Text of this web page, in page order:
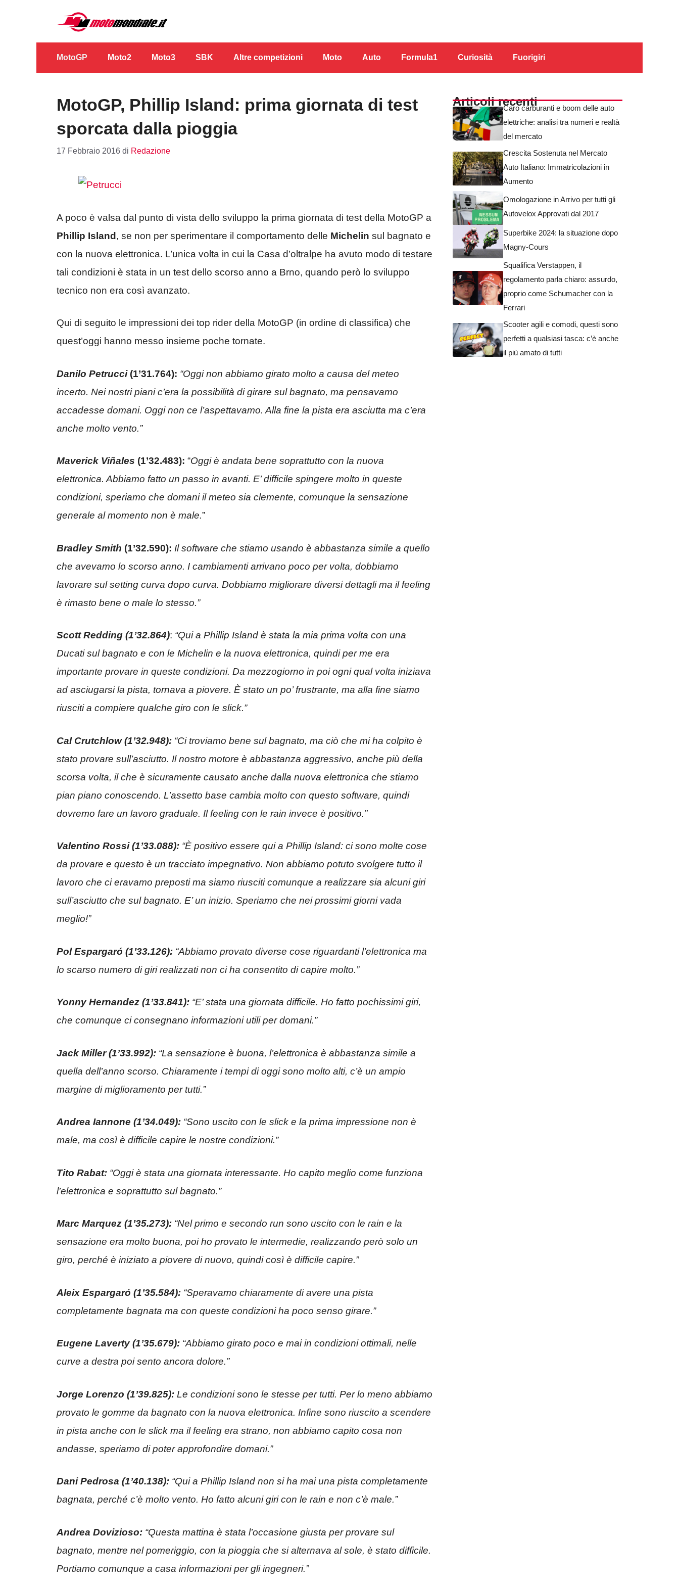
contenuto
MotoGP Moto2 Moto3 SBK Altre competizioni Moto Auto Formula1 Curiosità Fuorigiri
MotoGP, Phillip Island: prima giornata di test
sporcata dalla pioggia
17 Febbraio 2016 di Redazione
A poco è valsa dal punto di vista dello sviluppo la prima giornata di test della MotoGP a
Phillip Island, se non per sperimentare il comportamento delle Michelin sul bagnato e
con la nuova elettronica. L’unica volta in cui la Casa d’oltralpe ha avuto modo di testare
tali condizioni è stata in un test dello scorso anno a Brno, quando però lo sviluppo
tecnico non era così avanzato.
Qui di seguito le impressioni dei top rider della MotoGP (in ordine di classifica) che
quest’oggi hanno messo insieme poche tornate.
Danilo Petrucci (1’31.764): “Oggi non abbiamo girato molto a causa del meteo
incerto. Nei nostri piani c’era la possibilità di girare sul bagnato, ma pensavamo
accadesse domani. Oggi non ce l’aspettavamo. Alla fine la pista era asciutta ma c’era
anche molto vento.”
Maverick Viñales (1’32.483): “Oggi è andata bene soprattutto con la nuova
elettronica. Abbiamo fatto un passo in avanti. E’ difficile spingere molto in queste
condizioni, speriamo che domani il meteo sia clemente, comunque la sensazione
generale al momento non è male.”
Bradley Smith (1’32.590): Il software che stiamo usando è abbastanza simile a quello
che avevamo lo scorso anno. I cambiamenti arrivano poco per volta, dobbiamo
lavorare sul setting curva dopo curva. Dobbiamo migliorare diversi dettagli ma il feeling
è rimasto bene o male lo stesso.”
Scott Redding (1’32.864): “Qui a Phillip Island è stata la mia prima volta con una
Ducati sul bagnato e con le Michelin e la nuova elettronica, quindi per me era
importante provare in queste condizioni. Da mezzogiorno in poi ogni qual volta iniziava
ad asciugarsi la pista, tornava a piovere. È stato un po’ frustrante, ma alla fine siamo
riusciti a compiere qualche giro con le slick.”
Cal Crutchlow (1’32.948): “Ci troviamo bene sul bagnato, ma ciò che mi ha colpito è
stato provare sull’asciutto. Il nostro motore è abbastanza aggressivo, anche più della
scorsa volta, il che è sicuramente causato anche dalla nuova elettronica che stiamo
pian piano conoscendo. L’assetto base cambia molto con questo software, quindi
dovremo fare un lavoro graduale. Il feeling con le rain invece è positivo.”
Valentino Rossi (1’33.088): “È positivo essere qui a Phillip Island: ci sono molte cose
da provare e questo è un tracciato impegnativo. Non abbiamo potuto svolgere tutto il
lavoro che ci eravamo preposti ma siamo riusciti comunque a realizzare sia alcuni giri
sull’asciutto che sul bagnato. E’ un inizio. Speriamo che nei prossimi giorni vada
meglio!”
Pol Espargaró (1’33.126): “Abbiamo provato diverse cose riguardanti l’elettronica ma
lo scarso numero di giri realizzati non ci ha consentito di capire molto.”
Yonny Hernandez (1’33.841): “E’ stata una giornata difficile. Ho fatto pochissimi giri,
che comunque ci consegnano informazioni utili per domani.”
Jack Miller (1’33.992): “La sensazione è buona, l’elettronica è abbastanza simile a
quella dell’anno scorso. Chiaramente i tempi di oggi sono molto alti, c’è un ampio
margine di miglioramento per tutti.”
Andrea Iannone (1’34.049): “Sono uscito con le slick e la prima impressione non è
male, ma così è difficile capire le nostre condizioni.”
Tito Rabat: “Oggi è stata una giornata interessante. Ho capito meglio come funziona
l’elettronica e soprattutto sul bagnato.”
Marc Marquez (1’35.273): “Nel primo e secondo run sono uscito con le rain e la
sensazione era molto buona, poi ho provato le intermedie, realizzando però solo un
giro, perché è iniziato a piovere di nuovo, quindi così è difficile capire.”
Aleix Espargaró (1’35.584): “Speravamo chiaramente di avere una pista
completamente bagnata ma con queste condizioni ha poco senso girare.”
Eugene Laverty (1’35.679): “Abbiamo girato poco e mai in condizioni ottimali, nelle
curve a destra poi sento ancora dolore.”
Jorge Lorenzo (1’39.825): Le condizioni sono le stesse per tutti. Per lo meno abbiamo
provato le gomme da bagnato con la nuova elettronica. Infine sono riuscito a scendere
in pista anche con le slick ma il feeling era strano, non abbiamo capito cosa non
andasse, speriamo di poter approfondire domani.”
Dani Pedrosa (1’40.138): “Qui a Phillip Island non si ha mai una pista completamente
bagnata, perché c’è molto vento. Ho fatto alcuni giri con le rain e non c’è male.”
Andrea Dovizioso: “Questa mattina è stata l’occasione giusta per provare sul
bagnato, mentre nel pomeriggio, con la pioggia che si alternava al sole, è stato difficile.
Portiamo comunque a casa informazioni per gli ingegneri.”
Articoli recentiCaro carburanti e boom delle auto
elettriche: analisi tra numeri e realtà
del mercato
Crescita Sostenuta nel Mercato
Auto Italiano: Immatricolazioni in
Aumento
Omologazione in Arrivo per tutti gli
Autovelox Approvati dal 2017
Superbike 2024: la situazione dopo
Magny-Cours
Squalifica Verstappen, il
regolamento parla chiaro: assurdo,
proprio come Schumacher con la
Ferrari
Scooter agili e comodi, questi sono
perfetti a qualsiasi tasca: c’è anche
il più amato di tutti